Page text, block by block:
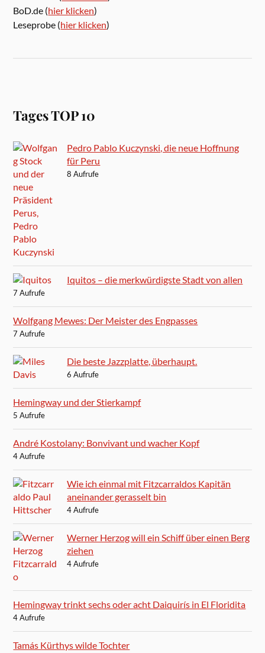
BoD.de (hier klicken)
Leseprobe (hier klicken)
Tages TOP 10
Pedro Pablo Kuczynski, die neue Hoffnung
für Peru
8 Aufrufe
Iquitos – die merkwürdigste Stadt von allen
7 Aufrufe
Wolfgang Mewes: Der Meister des Engpasses
7 Aufrufe
Die beste Jazzplatte, überhaupt.
6 Aufrufe
Hemingway und der Stierkampf
5 Aufrufe
André Kostolany: Bonvivant und wacher Kopf
4 Aufrufe
Wie ich einmal mit Fitzcarraldos Kapitän
aneinander gerasselt bin
4 Aufrufe
Werner Herzog will ein Schiff über einen Berg
ziehen
4 Aufrufe
Hemingway trinkt sechs oder acht Daiquirís in El Floridita
4 Aufrufe
Tamás Kürthys wilde Tochter